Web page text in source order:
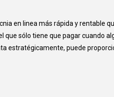
en linea más rápida y rentable
sólo tiene que pagar cuando
estratégicamente, puede